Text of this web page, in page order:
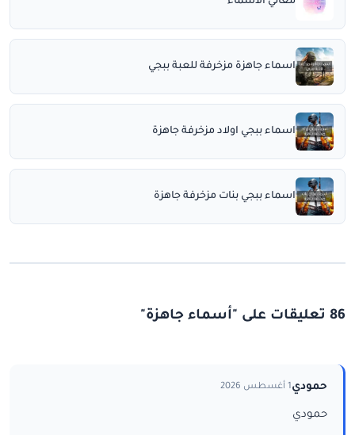
اسماء جاهزة مزخرفة للعبة ببجي
اسماء ببجي اولاد مزخرفة جاهزة
اسماء ببجي بنات مزخرفة جاهزة
86 تعليقات على "أسماء جاهزة"
حمودي1 أغسطس 2026
حمودي